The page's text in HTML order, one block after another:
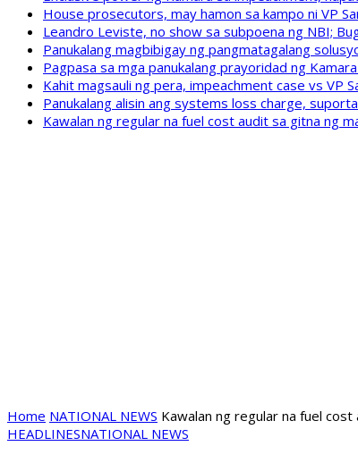
House prosecutors, may hamon sa kampo ni VP
Leandro Leviste, no show sa subpoena ng NBI;
Panukalang magbibigay ng pangmatagalang
Pagpasa sa mga panukalang prayoridad ng
Kahit magsauli ng pera, impeachment case vs VP
Panukalang alisin ang systems loss charge,
Kawalan ng regular na fuel cost audit sa gitna ng
Home NATIONAL NEWS Kawalan ng regular na fuel
HEADLINESNATIONAL NEWS